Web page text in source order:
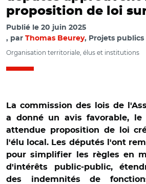
proposition de loi
Publié le 20 juin 2025
par Thomas Beurey, Projets
Organisation territoriale, élus et institutions
La commission des lois de
a donné un avis favorable,
attendue proposition de loi
l'élu local. Les députés l'ont
pour simplifier les règles en
d'intérêts public-public,
des indemnités de